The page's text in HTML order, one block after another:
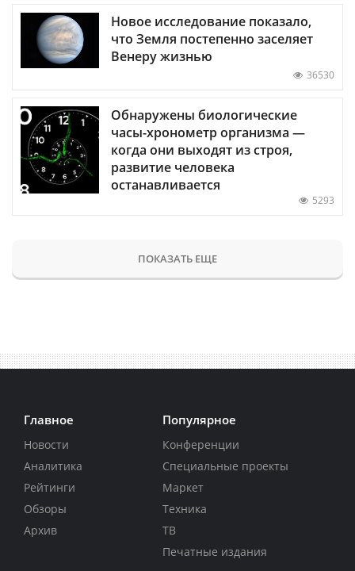
Новое исследование показало,
что Земля постепенно заселяет
Венеру жизнью
36530
Обнаружены биологические
часы-хронометр организма —
когда они выходят из строя,
развитие человека
останавливается
5293
ПОКАЗАТЬ ЕЩЕ
Главное
Новости
Аналитика
Рейтинги
Обзоры
Архив
Популярное
Конференции
Специальные проекты
Маркет
Техника
ТВ
Печатные издания